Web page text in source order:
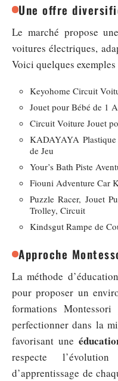
Une offre
Le marché propose
voitures électriques,
Voici quelques
Keyohome Circuit
Jouet pour Bébé de 1
Circuit Voiture Jouet
KADAYAYA
de Jeu
Your’s Bath Piste
Fiouni Adventure Car
Puzzle Racer, Jouet
Trolley, Circuit
Kindsgut Rampe de
Approche
La méthode
pour proposer un
formations
perfectionner dans la
favorisant une
respecte
d’apprentissage de